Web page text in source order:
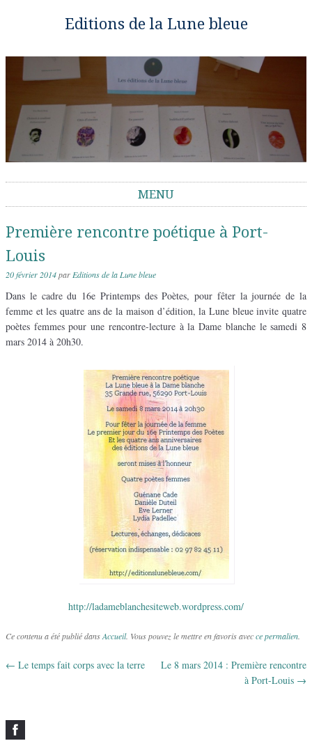
Editions de la Lune bleue
MENU
Première rencontre poétique à Port-
Louis
20 février 2014parEditions de la Lune bleue
Dans le cadre du 16e Printemps des Poètes, pour fêter la journée de la
femme et les quatre ans de la maison d’édition, la Lune bleue invite quatre
poètes femmes pour une rencontre-lecture à la Dame blanche le samedi 8
mars 2014 à 20h30.
http://ladameblanchesiteweb.wordpress.com/
Ce contenu a été publié dansAccueil. Vous pouvez le mettre en favoris avecce permalien.
Navigation des articles
← Le temps fait corps avec la terre
Le 8 mars 2014 : Première rencontre
à Port-Louis →